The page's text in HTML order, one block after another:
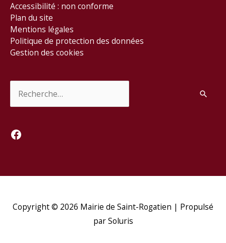
Accessibilité : non conforme
Plan du site
Mentions légales
Politique de protection des données
Gestion des cookies
Facebook
Copyright © 2026 Mairie de Saint-Rogatien | Propulsé
par Soluris